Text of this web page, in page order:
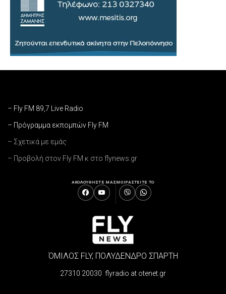
– Fly FM 89,7 Live Radio
– Πρόγραμμα εκπομπών Fly FM
– Σχετικά με εμάς
– Προβολή στον Fly FM κ στο flynews.gr
ΑΚΟΛΟΥΘΗΣΤΕ ΜΑΣΜΟΙΡΑΣΤΕΙΤΕ ΤΟ
ΌΜΙΛΟΣ FLY, ΠΟΛΥΔΕΝΔΡΟ ΣΠΑΡΤΗ
27310 20030 flyradio at otenet.gr